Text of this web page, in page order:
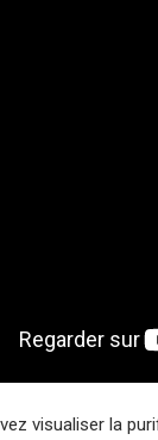
visualiser la